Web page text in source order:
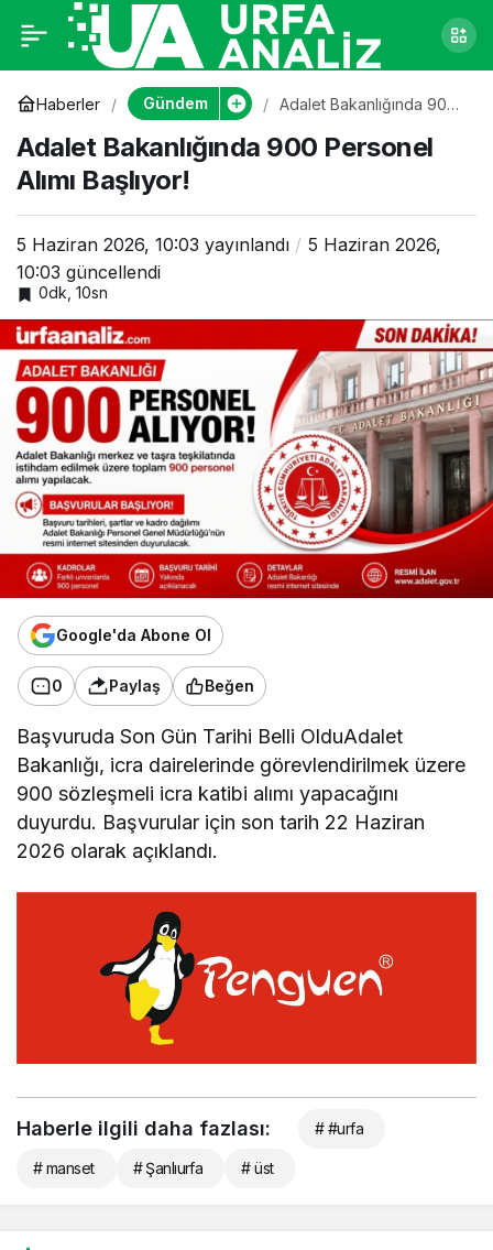
Haberler Gündem
Adalet Bakanlığında 900
Adalet Bakanlığında 900 Personel
Alımı Başlıyor!
5 Haziran 2026, 10:03 yayınlandı
5 Haziran 2026,
10:03 güncellendi
0dk, 10sn
Google'da Abone Ol
0 Paylaş Beğen
Başvuruda Son Gün Tarihi Belli OlduAdalet
Bakanlığı, icra dairelerinde görevlendirilmek üzere
900 sözleşmeli icra katibi alımı yapacağını
duyurdu. Başvurular için son tarih 22 Haziran
2026 olarak açıklandı.
Adalet Bakanlığında
900 Personel Alımı
Başlıyor!
0
Haberle ilgili daha fazlası: # #urfa
# manset # Şanlıurfa # üst